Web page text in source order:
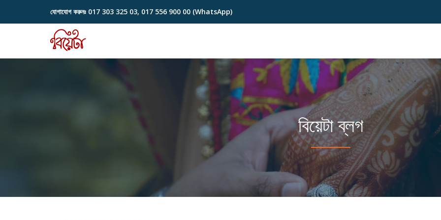
Skip
যোগাযোগ করুনঃ 017 303 325 03, 017 556 900 00 (WhatsApp)
বিয়েটা ব্লগ